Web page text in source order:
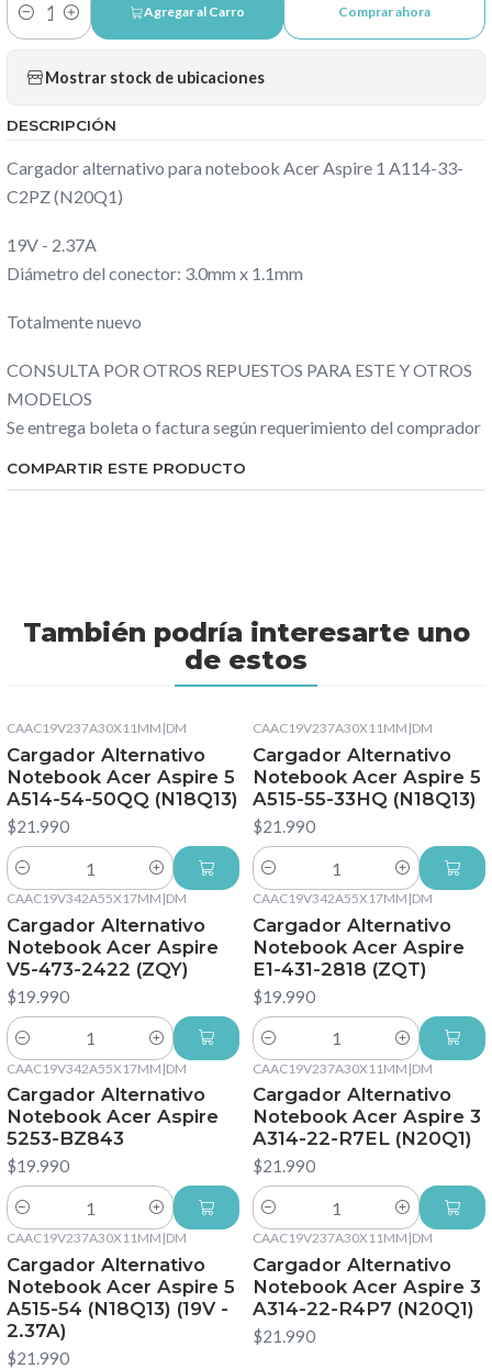
Cantidad
Agregar al Carro Comprar ahora
Mostrar stock de ubicaciones
DESCRIPCIÓN
Cargador alternativo para notebook Acer Aspire 1 A114-33-
C2PZ (N20Q1)
19V - 2.37A
Diámetro del conector: 3.0mm x 1.1mm
Totalmente nuevo
CONSULTA POR OTROS REPUESTOS PARA ESTE Y OTROS
MODELOS
Se entrega boleta o factura según requerimiento del comprador
COMPARTIR ESTE PRODUCTO
También podría interesarte uno
de estos
CAAC19V237A30X11MM |DM
Cargador Alternativo
Notebook Acer Aspire 5
A514-54-50QQ (N18Q13)
$21.990
Cantidad
CAAC19V237A30X11MM |DM
Cargador Alternativo
Notebook Acer Aspire 5
A515-55-33HQ (N18Q13)
$21.990
Cantidad
CAAC19V342A55X17MM |DM
Cargador Alternativo
Notebook Acer Aspire
V5-473-2422 (ZQY)
$19.990
Cantidad
CAAC19V342A55X17MM |DM
Cargador Alternativo
Notebook Acer Aspire
E1-431-2818 (ZQT)
$19.990
Cantidad
CAAC19V342A55X17MM |DM
Cargador Alternativo
Notebook Acer Aspire
5253-BZ843
$19.990
Cantidad
CAAC19V237A30X11MM |DM
Cargador Alternativo
Notebook Acer Aspire 3
A314-22-R7EL (N20Q1)
$21.990
Cantidad
CAAC19V237A30X11MM |DM
Cargador Alternativo
Notebook Acer Aspire 5
A515-54 (N18Q13) (19V -
2.37A)
$21.990
CAAC19V237A30X11MM |DM
Cargador Alternativo
Notebook Acer Aspire 3
A314-22-R4P7 (N20Q1)
$21.990